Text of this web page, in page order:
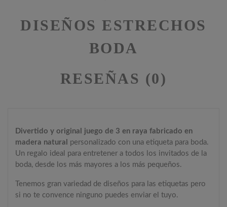
DISEÑOS ESTRECHOS
BODA
RESEÑAS (0)
Divertido y original juego de 3 en raya fabricado en
madera natural
personalizado con una etiqueta para boda.
Un regalo ideal para entretener a todos los invitados de la
boda, desde los más mayores a los más pequeños.
Tenemos gran variedad de diseños para las etiquetas pero
si no te convence ninguno puedes enviar el tuyo.